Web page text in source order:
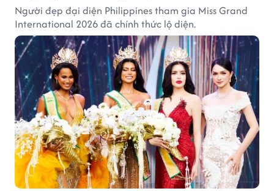
Người đẹp đại diện Philippines tham gia Miss Grand
International 2026 đã chính thức lộ diện.